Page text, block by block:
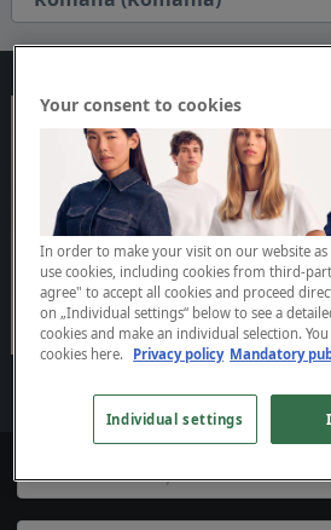
Your consent to cookies
In order to make your visit on our website as
use cookies, including cookies from third-
agree" to accept all cookies and proceed
on „Individual settings“ below to see a
cookies and make an individual selection.
cookies here. Privacy policy Mandatory
Individual settings